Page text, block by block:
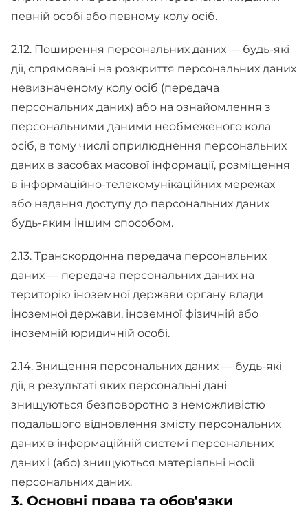
певній особі або певному колу осіб.
2.12. Поширення персональних даних — будь-які
дії, спрямовані на розкриття персональних даних
невизначеному колу осіб (передача
персональних даних) або на ознайомлення з
персональними даними необмеженого кола
осіб, в тому числі оприлюднення персональних
даних в засобах масової інформації, розміщення
в інформаційно-телекомунікаційних мережах
або надання доступу до персональних даних
будь-яким іншим способом.
2.13. Транскордонна передача персональних
даних — передача персональних даних на
територію іноземної держави органу влади
іноземної держави, іноземної фізичній або
іноземній юридичній особі.
2.14. Знищення персональних даних — будь-які
дії, в результаті яких персональні дані
знищуються безповоротно з неможливістю
подальшого відновлення змісту персональних
даних в інформаційній системі персональних
даних і (або) знищуються матеріальні носії
персональних даних.
3. Основні права та обов'язки